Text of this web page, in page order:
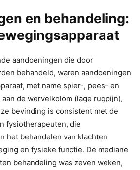
en behandeling:
aandoeningen die door
behandeld, waren aandoeningen
met name spier-, pees- en
de wervelkolom (lage rugpijn),
bevinding is consistent met de
fysiotherapeuten, die
het behandelen van klachten
en fysieke functie. De mediane
behandeling was zeven weken,